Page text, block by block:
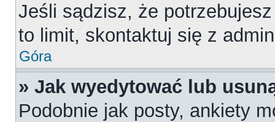
Jeśli sądzisz, że
to limit, skontaktuj się z
Góra
» Jak wyedytować lub
Podobnie jak posty, ankiety